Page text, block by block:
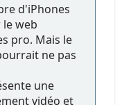
d'iPhones
web
pro. Mais le
ne pas
une
vidéo et